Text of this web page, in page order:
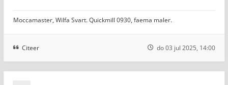
Moccamaster, Wilfa Svart. Quickmill 0930, faema maler.
Citeer do 03 jul 2025, 14:00